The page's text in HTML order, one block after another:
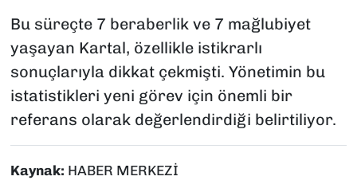
Bu süreçte 7 beraberlik ve 7 mağlubiyet
yaşayan Kartal, özellikle istikrarlı
sonuçlarıyla dikkat çekmişti. Yönetimin bu
istatistikleri yeni görev için önemli bir
referans olarak değerlendirdiği belirtiliyor.
Kaynak: HABER MERKEZİ